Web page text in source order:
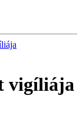
vigíliája